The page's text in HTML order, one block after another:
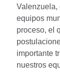
Valenzuela,
equipos
proceso, el
importante
nuestros